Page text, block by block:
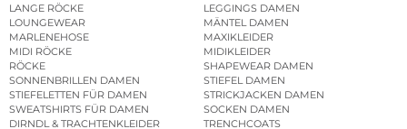
LANGE RÖCKE
LEGGINGS DAMEN
LOUNGEWEAR
MÄNTEL DAMEN
MARLENEHOSE
MAXIKLEIDER
MIDI RÖCKE
MIDIKLEIDER
RÖCKE
SHAPEWEAR DAMEN
SONNENBRILLEN DAMEN
STIEFEL DAMEN
STIEFELETTEN FÜR DAMEN
STRICKJACKEN DAMEN
SWEATSHIRTS FÜR DAMEN
SOCKEN DAMEN
DIRNDL & TRACHTENKLEIDER
TRENCHCOATS